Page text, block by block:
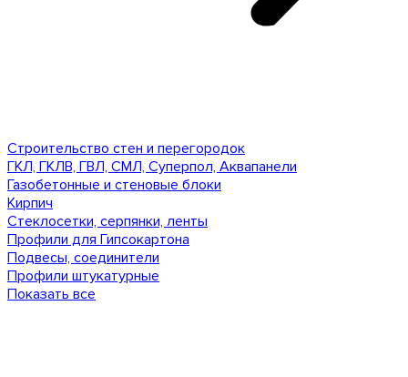
Строительство стен и перегородок
ГКЛ, ГКЛВ, ГВЛ, СМЛ, Суперпол, Аквапанели
Газобетонные и стеновые блоки
Кирпич
Стеклосетки, серпянки, ленты
Профили для Гипсокартона
Подвесы, соединители
Профили штукатурные
Показать все